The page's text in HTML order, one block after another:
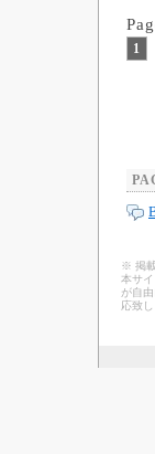
1
※ 掲
本サ
が自
応致し